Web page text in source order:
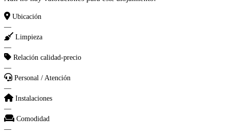
Ubicación
—
Limpieza
—
Relación calidad-precio
—
Personal / Atención
—
Instalaciones
—
Comodidad
—